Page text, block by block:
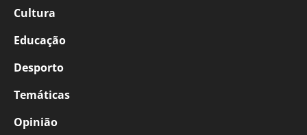
Cultura
Educação
Desporto
Temáticas
Opinião